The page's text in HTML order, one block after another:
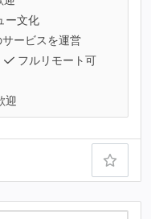
ー文化
サービスを運営
フルリモート可
迎